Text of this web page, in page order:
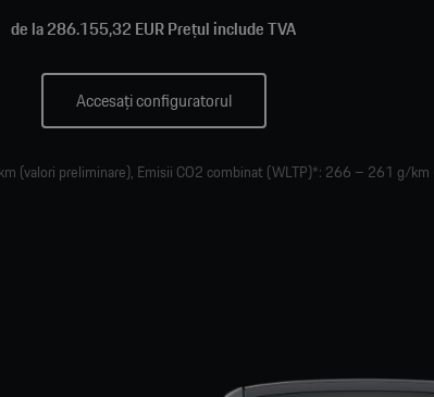
de la 286.155,32 EUR Prețul include TVA
Accesați configuratorul
(valori preliminare), Emisii CO2 combinat (WLTP)*: 266 – 261 g/km